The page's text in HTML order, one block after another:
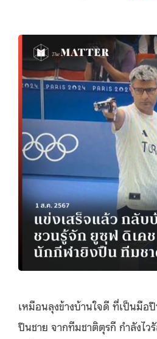
เหมือนลุงข้างบ้านใจดี ที่เป็นมือ
ปืนชาย จากทีมชาติตุรกี กำลังไ